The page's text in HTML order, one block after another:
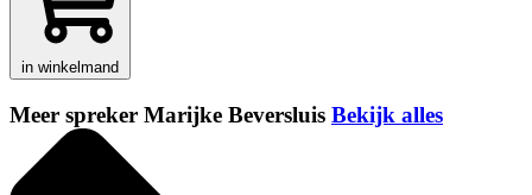
in winkelmand
Meer spreker Marijke Beversluis Bekijk alles